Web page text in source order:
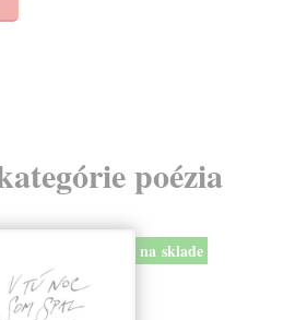
poézia
na sklade